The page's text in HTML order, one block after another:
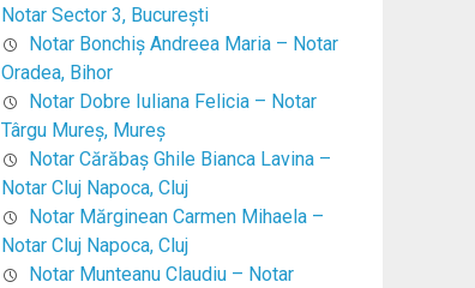
Notar Sector 3, Bucureşti
Notar Bonchiş Andreea Maria – Notar
Oradea, Bihor
Notar Dobre Iuliana Felicia – Notar
Târgu Mureş, Mureş
Notar Cărăbaş Ghile Bianca Lavina –
Notar Cluj Napoca, Cluj
Notar Mărginean Carmen Mihaela –
Notar Cluj Napoca, Cluj
Notar Munteanu Claudiu – Notar